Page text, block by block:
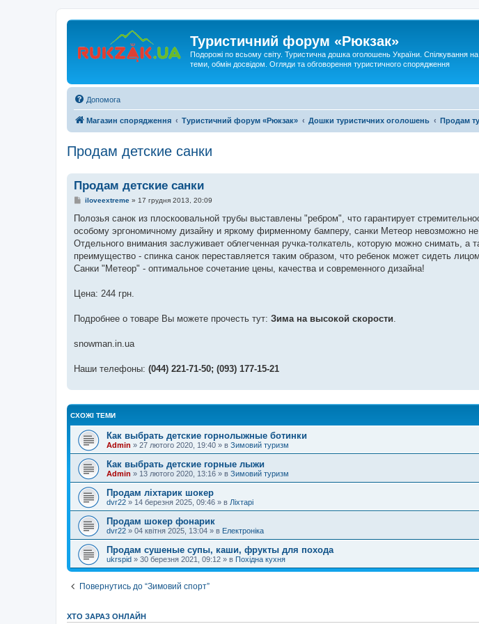
Туристичний форум «Рюкзак»
Подорожі по всьому світу. Туристична дошка оголошень України. Спілкування на
теми, обмін досвідом. Огляди та обговорення туристичного спорядження
Допомога
Магазин спорядження Туристичний форум «Рюкзак» Дошки туристичних оголошень Продам
Продам детские санки
Продам детские санки
П
в
д
о
м
л
е
я
iloveextreme» 17 грудня 2013, 20:09
Полозья санок из плоскоовальной трубы выставлены "ребром", что гарантирует
особому эргономичному дизайну и яркому фирменному бамперу, санки Метеор невозможно не
Отдельного внимания заслуживает облегченная ручка-толкатель, которую можно снимать, а
преимущество - спинка санок переставляется таким образом, что ребенок может сидеть
Санки "Метеор" - оптимальное сочетание цены, качества и современного дизайна!
Цена: 244 грн.
Подробнее о товаре Вы можете прочесть тут: Зима на высокой скорости
snowman.in.ua
Наши телефоны: (044) 221-71-50; (093) 177-15-21
СХОЖІ ТЕМИ
Как выбрать детские горнолыжные ботинки
Admin » 27 лютого 2020, 19:40 » в Зимовий туризм
Как выбрать детские горные лыжи
Admin » 13 лютого 2020, 13:16 » в Зимовий туризм
Продам ліхтарик шокер
dvr22 » 14 березня 2025, 09:46 » в Ліхтарі
Продам шокер фонарик
dvr22 » 04 квітня 2025, 13:04 » в Електроніка
Продам сушеные супы, каши, фрукты для похода
ukrspid » 30 березня 2021, 09:12 » в Похідна кухня
Повернутись до “Зимовий спорт”
ХТО ЗАРАЗ ОНЛАЙН